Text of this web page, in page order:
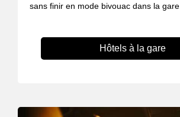
sans finir en mode bivouac dans la gare.
Hôtels à la gare